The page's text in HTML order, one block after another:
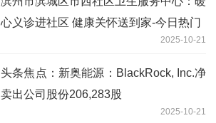
心义诊进社区 健康关怀送到家-今日热门
2025-10-21
头条焦点：新奥能源：BlackRock, Inc.净
卖出公司股份206,283股
2025-10-21